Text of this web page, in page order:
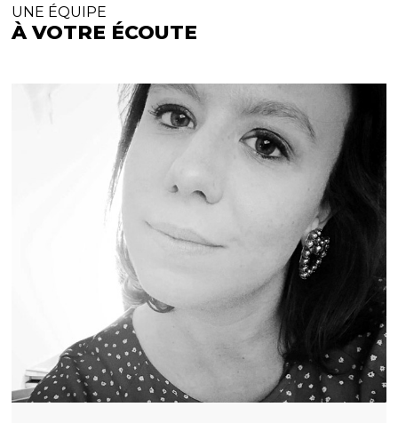
UNE ÉQUIPE
À VOTRE ÉCOUTE